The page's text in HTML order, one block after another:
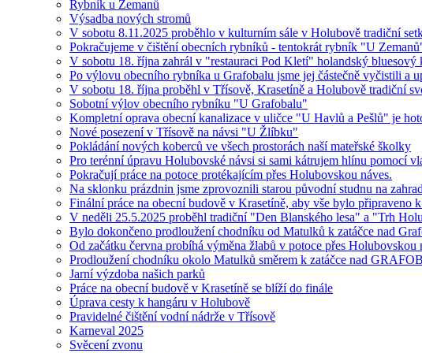
Rybník u Zemanů
Výsadba nových stromů
V sobotu 8.11.2025 proběhlo v kulturním sále v Holubově tradiční
Pokračujeme v čištění obecních rybníků - tentokrát rybník "U
V sobotu 18. října zahrál v "restauraci Pod Kletí" holandský
Po výlovu obecního rybníka u Grafobalu jsme jej částečně vyčistili a
V sobotu 18. října proběhl v Třísově, Krasetíně a Holubově tradiční
Sobotní výlov obecního rybníku "U Grafobalu"
Kompletní oprava obecní kanalizace v uličce "U Havlů a Pešlů" je
Nové posezení v Třísově na návsi "U Žlíbku"
Pokládání nových koberců ve všech prostorách naší mateřské školky
Pro terénní úpravu Holubovské návsi si sami kátrujem hlínu pomocí
Pokračují práce na potoce protékajícím přes Holubovskou náves.
Na sklonku prázdnin jsme zprovoznili starou původní studnu na
Finální práce na obecní budově v Krasetíně, aby vše bylo připraveno
V neděli 25.5.2025 proběhl tradiční "Den Blanského lesa" a "Trh
Bylo dokončeno prodloužení chodníku od Matulků k zatáčce nad
Od začátku června probíhá výměna žlabů v potoce přes Holubovskou
Prodloužení chodníku okolo Matulků směrem k zatáčce nad
Jarní výzdoba našich parků
Práce na obecní budově v Krasetíně se blíží do finále
Úprava cesty k hangáru v Holubově
Pravidelné čištění vodní nádrže v Třísově
Karneval 2025
Svěcení zvonu